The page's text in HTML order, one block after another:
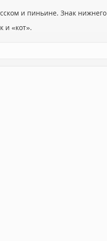
и пиньине. Знак
и «кот».